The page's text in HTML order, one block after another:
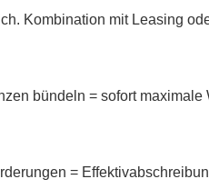
Kombination mit Leasing
bündeln = sofort maximale
=